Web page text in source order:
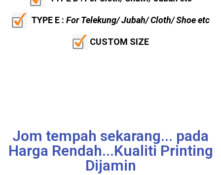
TYPE E : For Telekung/ Jubah/ Cloth/ Shoe etc
CUSTOM SIZE
Jom tempah sekarang... pada
Harga Rendah...Kualiti Printing
Dijamin